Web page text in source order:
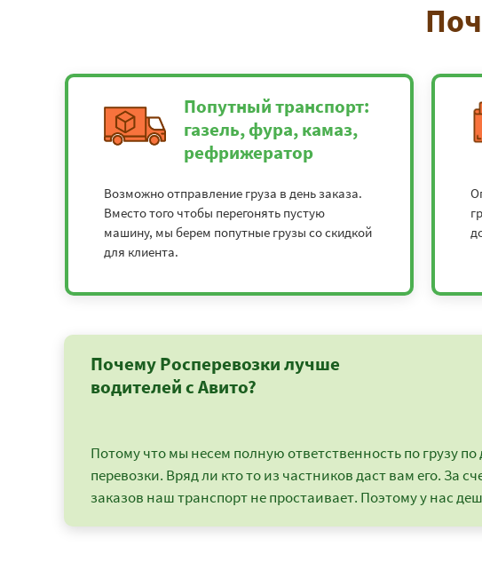
Попутный транспорт:
газель, фура, камаз,
рефрижератор
Возможно отправление груза в день заказа.
Вместо того чтобы перегонять пустую
машину, мы берем попутные грузы со скидкой
для клиента.
Почему Росперевозки лучше
водителей с Авито?
Потому что мы несем полную ответственность по грузу по
перевозки. Вряд ли кто то из частников даст вам его. За
заказов наш транспорт не простаивает. Поэтому у нас